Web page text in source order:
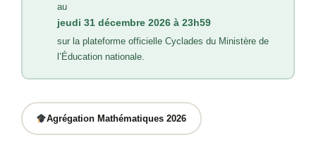
au
jeudi 31 décembre 2026 à 23h59
sur la plateforme officielle Cyclades du Ministère de
l’Éducation nationale.
Agrégation Mathématiques 2026